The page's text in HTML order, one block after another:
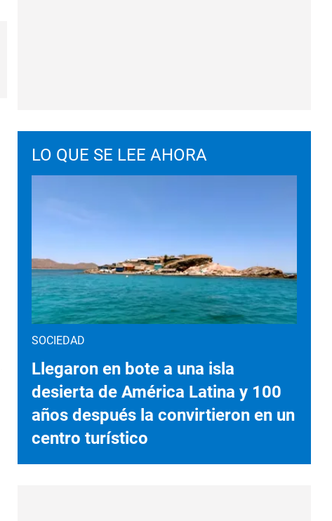
LO QUE SE LEE AHORA
SOCIEDAD
Llegaron en bote a una isla
desierta de América Latina y 100
años después la convirtieron en un
centro turístico